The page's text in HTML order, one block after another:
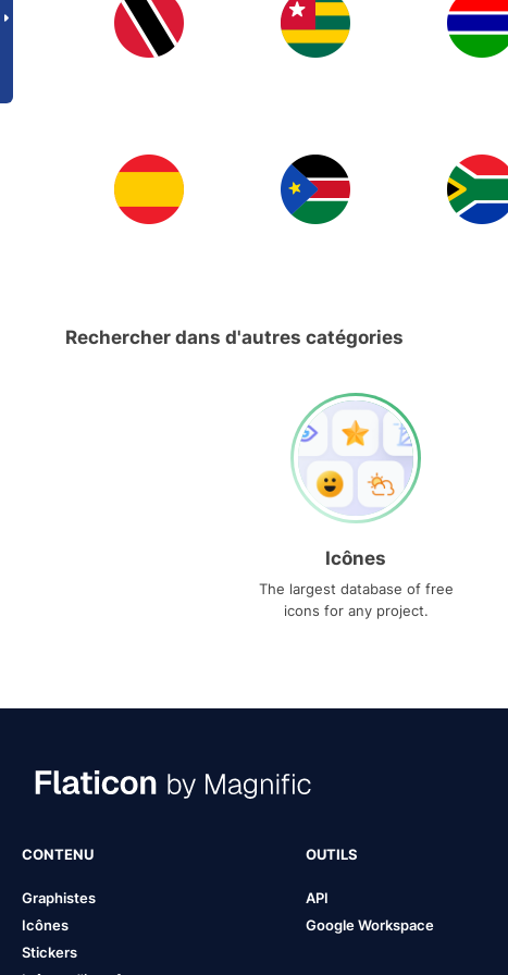
Rechercher dans d'autres catégories
Icônes
The largest database of free
icons for any project.
CONTENU
Graphistes
Icônes
Stickers
OUTILS
API
Google Workspace